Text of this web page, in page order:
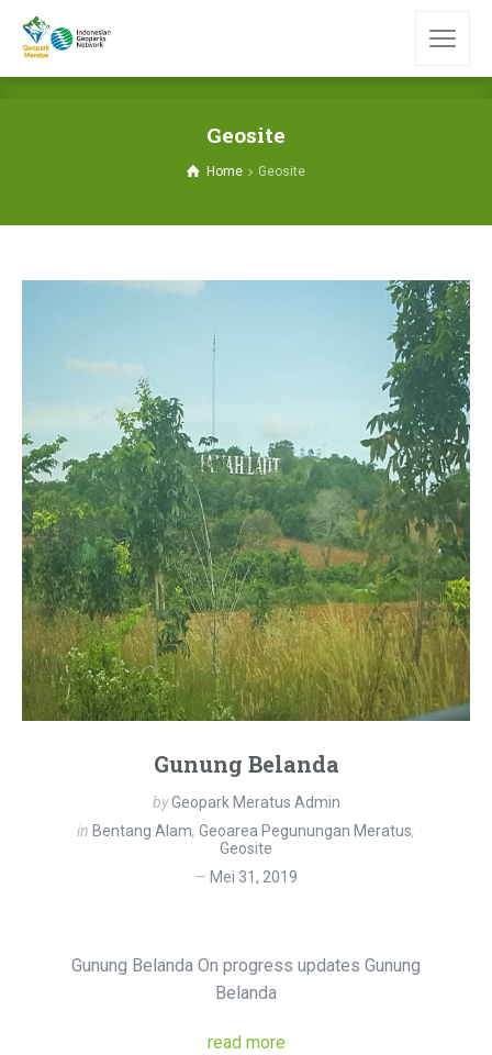
Geosite
Home Geosite
Gunung Belanda
byGeopark Meratus Admin
in Bentang Alam, Geoarea Pegunungan Meratus,
Geosite
Mei 31, 2019
Gunung Belanda On progress updates Gunung
Belanda
read more